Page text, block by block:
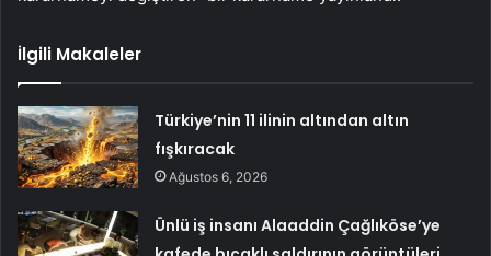
İlgili Makaleler
Türkiye’nin 11 ilinin altından altın
fışkıracak
Ağustos 6, 2026
Ünlü iş insanı Alaaddin Çağlıköse’ye